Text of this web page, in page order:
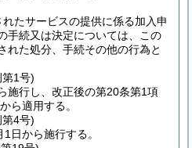
たサービスの提供に係る加入申
手続又は決定については、この
れた処分、手続その他の行為と
1号)
施行し、改正後の第20条第1項
ら適用する。
4号)
日から施行する。